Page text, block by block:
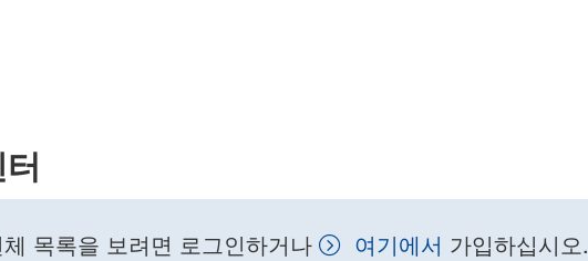
목록을 보려면 로그인하거나 여기에서 가입하십시오.